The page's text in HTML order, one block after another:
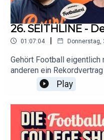
26. SEITHLINE -
01:07:04 | Donnerstag,
Gehört Football eigentlich
anderen ein
Manosphere und dem
wo es Podcasts
@shashcro
Play